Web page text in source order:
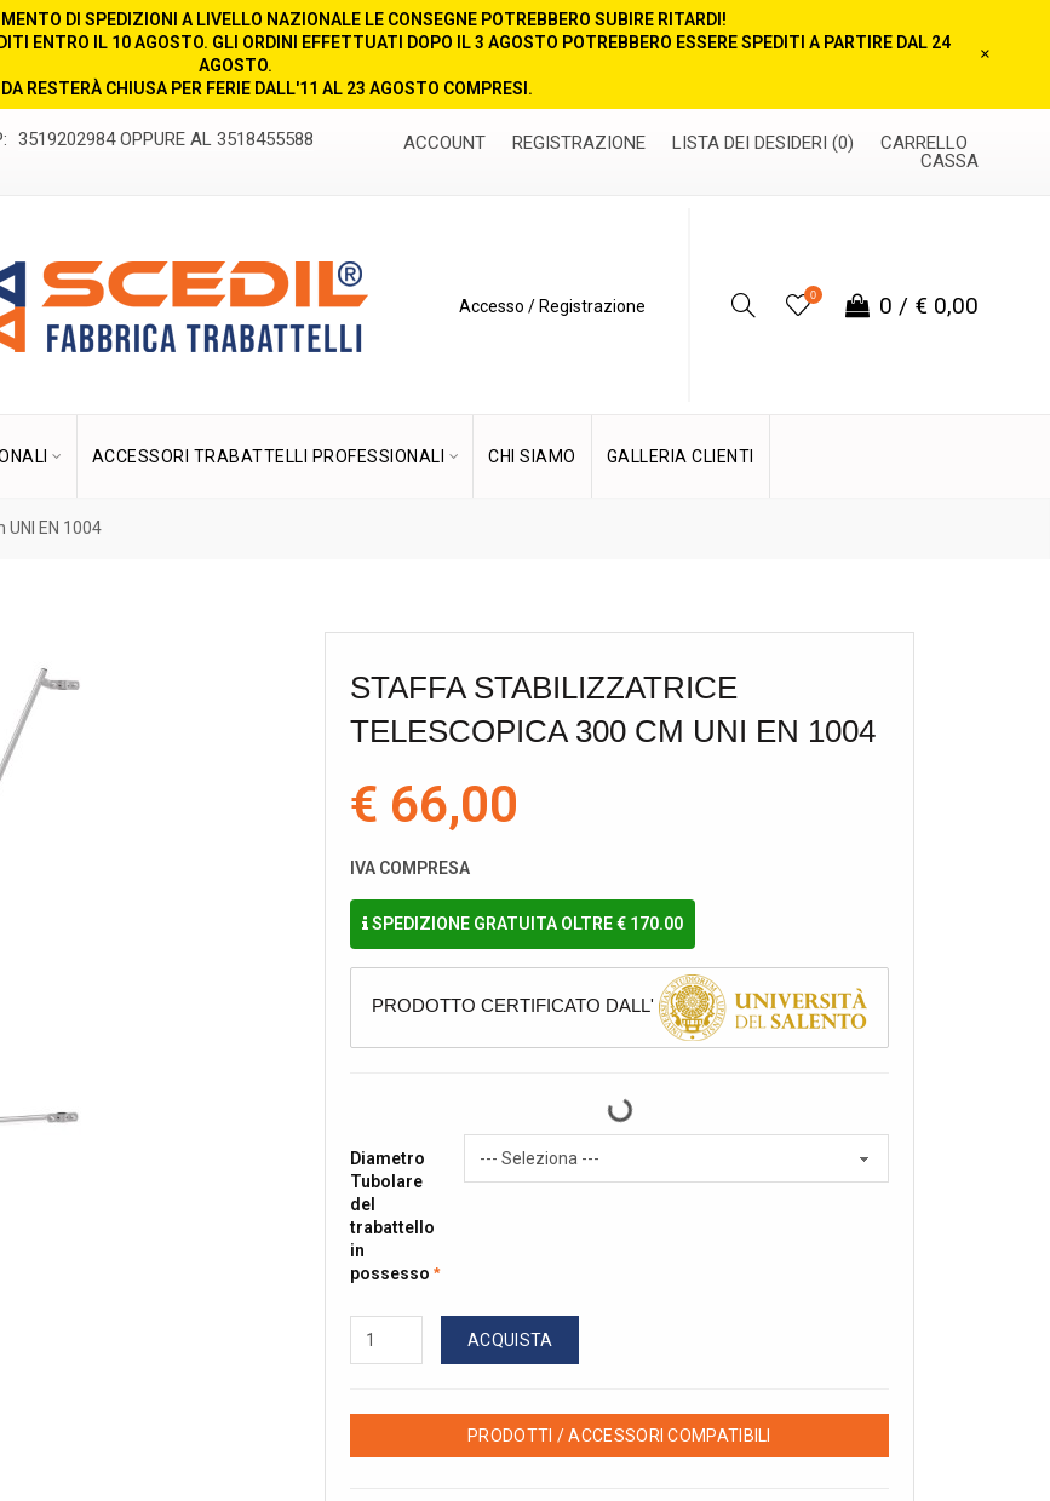
DI SPEDIZIONI A LIVELLO NAZIONALE LE CONSEGNE POTREBBERO SUBIRE RITARDI!
ENTRO IL 10 AGOSTO. GLI ORDINI EFFETTUATI DOPO IL 3 AGOSTO POTREBBERO ESSERE SPEDITI A PARTIRE DAL 24
AGOSTO.
RESTERÀ CHIUSA PER FERIE DALL'11 AL 23 AGOSTO COMPRESI.
×
3519202984 OPPURE AL 3518455588 ACCOUNT REGISTRAZIONE LISTA DEI DESIDERI (0)
CARRELLO
CASSA
Accesso / Registrazione
0 0 / € 0,00
ACCESSORI TRABATTELLI PROFESSIONALI CHI SIAMO GALLERIA CLIENTI
EN 1004
STAFFA STABILIZZATRICE
TELESCOPICA 300 CM UNI EN 1004
€ 66,00
IVA COMPRESA
SPEDIZIONE GRATUITA OLTRE € 170.00
PRODOTTO CERTIFICATO DALL'
Diametro
Tubolare
del
trabattello
in
possesso
ACQUISTA
PRODOTTI / ACCESSORI COMPATIBILI